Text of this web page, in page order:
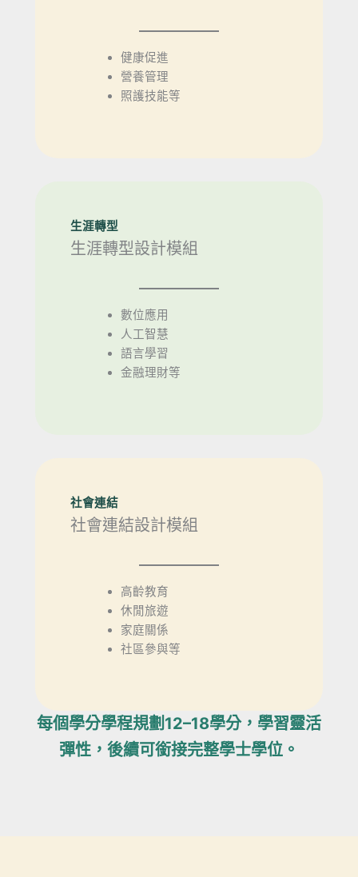
健康促進
營養管理
照護技能等
生涯轉型
生涯轉型設計模組
數位應用
人工智慧
語言學習
金融理財等
社會連結
社會連結設計模組
高齡教育
休閒旅遊
家庭關係
社區參與等
每個學分學程規劃12–18學分，學習靈活
彈性，後續可銜接完整學士學位。